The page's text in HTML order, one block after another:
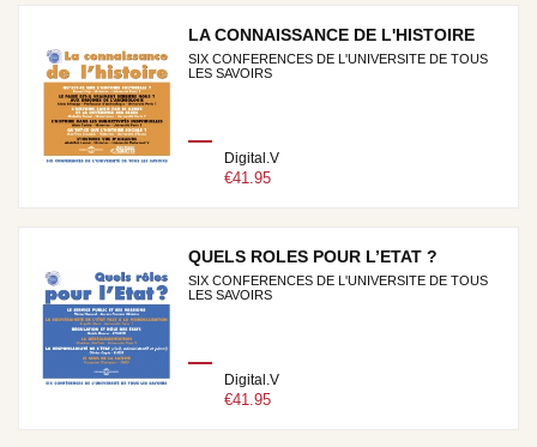
LA CONNAISSANCE DE L'HISTOIRE
SIX CONFERENCES DE L'UNIVERSITE DE TOUS
LES SAVOIRS
Digital.V
€41.95
QUELS ROLES POUR L’ETAT ?
SIX CONFERENCES DE L'UNIVERSITE DE TOUS
LES SAVOIRS
Digital.V
€41.95